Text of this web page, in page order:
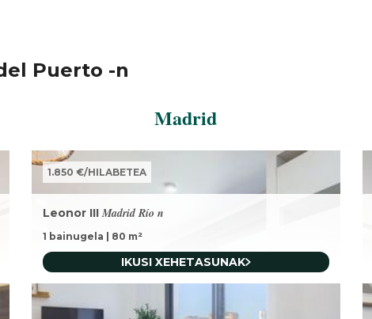
Puerto -n
Madrid
1.850 €/HILABETEA
Leonor III Madrid Río n
1 bainugela 80 m²
IKUSI XEHETASUNAK